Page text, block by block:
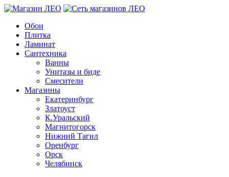
Обои
Плитка
Ламинат
Сантехника
Ванны
Унитазы и биде
Смесители
Магазины
Екатеринбург
Златоуст
К.Уральский
Магнитогорск
Нижний Тагил
Оренбург
Орск
Челябинск